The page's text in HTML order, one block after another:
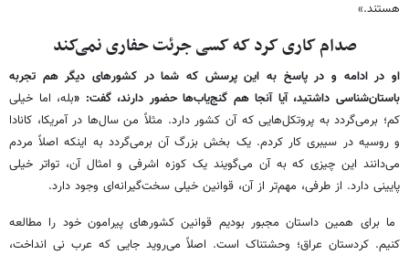
هستند.»
صدام کاری کرد که کسی جرئت حفاری نمی‌کند
او در ادامه و در پاسخ به این پرسش که شما در کشورهای دیگر هم تجربه
باستان‌شناسی داشتید، آیا آنجا هم گنج‌یاب‌ها حضور دارند، گفت: «بله، اما خیلی
کم؛ برمی‌گردد به پروتکل‌هایی که آن کشور دارد. مثلاً من سال‌ها در آمریکا، کانادا
و روسیه در سیبری کار کردم. یک بخش بزرگ آن برمی‌گردد به اینکه اصلاً مردم
می‌دانند این چیزی که به آن می‌گویند یک کوزه اشرفی و امثال آن، تواتر خیلی
پایینی دارد. از طرفی، مهم‌تر از آن، قوانین خیلی سخت‌گیرانه‌ای وجود دارد.
ما برای همین داستان مجبور بودیم قوانین کشورهای پیرامون خود را مطالعه
کنیم. کردستان عراق؛ وحشتناک است. اصلاً می‌روید جایی که عرب نی انداخت،